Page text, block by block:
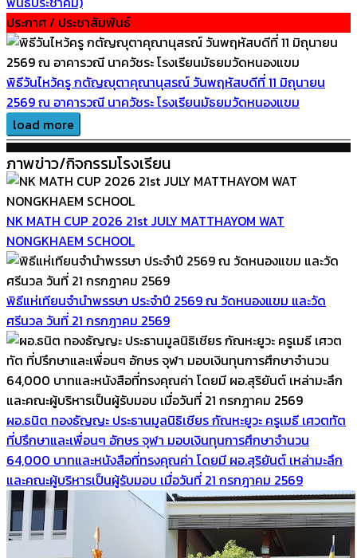
ประกาศ / ประชาสัมพันธ์
พิธีวันไหว้ครู กตัญญุตาคุณานุสรณ์ วันพฤหัสบดีที่ 11 มิถุนายน
2569 ณ อาคารวณี นาควัชระ โรงเรียนมัธยมวัดหนองแขม
load more
ภาพข่าว/กิจกรรมโรงเรียน
NK MATH CUP 2026 21st JULY MATTHAYOM WAT
NONGKHAEM SCHOOL
พิธีแห่เทียนจำนำพรรษา ประจำปี 2569 ณ วัดหนองแขม และวัด
ศรีนวล วันที่ 21 กรกฎาคม 2569
ผอ.ธนิต ทองธัญญะ ประธานมูลนิธิเชียร กัณหะยูวะ ครูเมธี เศวตทัต
ที่ปรึกษาและเพื่อนๆ อักษร จุฬา มอบเงินทุนการศึกษาจำนวน
64,000 บาทและหนังสือที่ทรงคุณค่า โดยมี ผอ.สุริยันต์ เหล่ามะลึก
และคณะผู้บริหารเป็นผู้รับมอบ เมื่อวันที่ 21 กรกฎาคม 2569